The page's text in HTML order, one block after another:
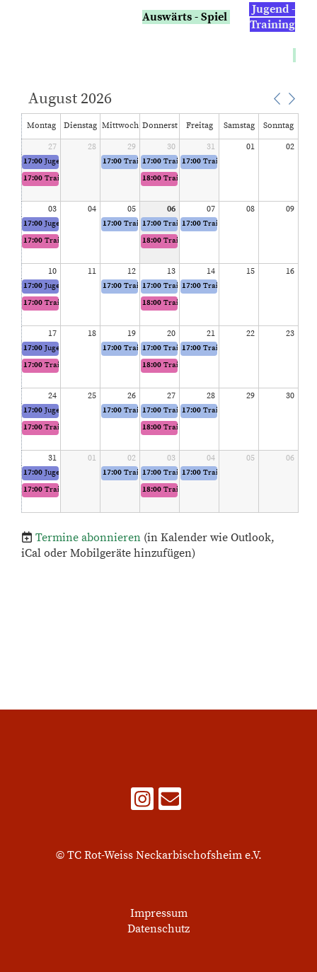
Auswärts - Spiel
Jugend -
Training
August 2026
Montag Dienstag Mittwoch Donnerst
Freitag Samstag
Sonntag
27
28 29 30 31 01 02
03 04 05 06 07 08 09
10 11 12 13 14 15 16
17 18 19 20 21 22 23
24 25 26 27 28 29 30
31 01 02 03 04 05 06
17:00 Jugend Platz 1 & Platz 2
17:00 Training Damen 60 Platz 3
17:00 Training Herren 40 Platz 3 & Platz 4
17:00 Training Herren 30 Platz 3 & Platz 4
18:00 Training Damen Platz 1 & Platz 2
17:00 Training Herren 1 Platz 1 &
17:00 Jugend Platz 1 & Platz 2
17:00 Training Damen 60 Platz 3
17:00 Training Herren 40 Platz 3 & Platz 4
17:00 Training Herren 30 Platz 3 & Platz 4
18:00 Training Damen Platz 1 & Platz 2
17:00 Training Herren 1 Platz 1 &
17:00 Jugend Platz 1 & Platz 2
17:00 Training Damen 60 Platz 3
17:00 Training Herren 40 Platz 3 & Platz 4
17:00 Training Herren 30 Platz 3 & Platz 4
18:00 Training Damen Platz 1 & Platz 2
17:00 Training Herren 1 Platz 1 &
17:00 Jugend Platz 1 & Platz 2
17:00 Training Damen 60 Platz 3
17:00 Training Herren 40 Platz 3 & Platz 4
17:00 Training Herren 30 Platz 3 & Platz 4
18:00 Training Damen Platz 1 & Platz 2
17:00 Training Herren 1 Platz 1 &
17:00 Jugend Platz 1 & Platz 2
17:00 Training Damen 60 Platz 3
17:00 Training Herren 40 Platz 3 & Platz 4
17:00 Training Herren 30 Platz 3 & Platz 4
18:00 Training Damen Platz 1 & Platz 2
17:00 Training Herren 1 Platz 1 &
17:00 Jugend Platz 1 & Platz 2
17:00 Training Damen 60 Platz 3
17:00 Training Herren 40 Platz 3 & Platz 4
17:00 Training Herren 30 Platz 3 & Platz 4
18:00 Training Damen Platz 1 & Platz 2
17:00 Training Herren 1 Platz 1 &
Termine abonnieren (in Kalender wie Outlook,
iCal oder Mobilgeräte hinzufügen)
© TC Rot-Weiss Neckarbischofsheim e.V.
Impressum
Datenschutz